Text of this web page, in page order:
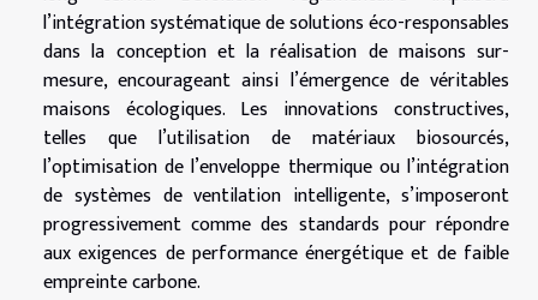
l’intégration systématique de solutions éco-responsables
dans la conception et la réalisation de maisons sur-
mesure, encourageant ainsi l’émergence de véritables
maisons écologiques. Les innovations constructives,
telles que l’utilisation de matériaux biosourcés,
l’optimisation de l’enveloppe thermique ou l’intégration
de systèmes de ventilation intelligente, s’imposeront
progressivement comme des standards pour répondre
aux exigences de performance énergétique et de faible
empreinte carbone.